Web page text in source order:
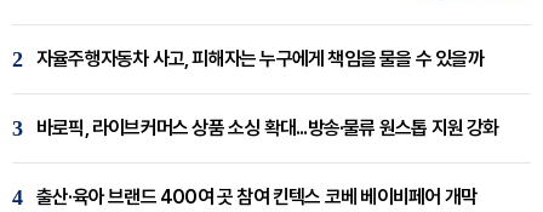
2 자율주행자동차 사고, 피해자는 누구에게 책임을 물을 수 있을까
3 바로픽, 라이브커머스 상품 소싱 확대...방송·물류 원스톱 지원 강화
4 출산·육아 브랜드 400여 곳 참여 킨텍스 코베 베이비페어 개막